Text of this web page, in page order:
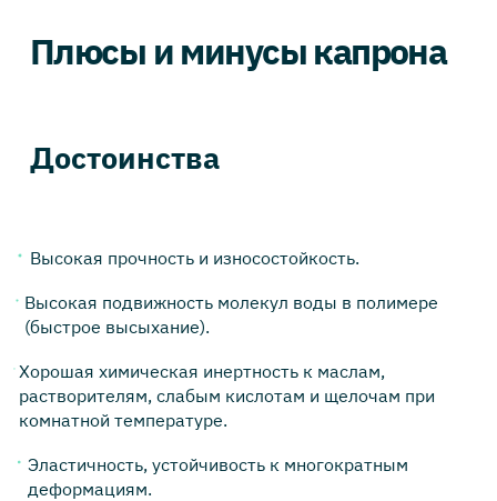
Плюсы и минусы капрона
Достоинства
Высокая прочность и износостойкость.
Высокая подвижность молекул воды в полимере
(быстрое высыхание).
Хорошая химическая инертность к маслам,
растворителям, слабым кислотам и щелочам при
комнатной температуре.
Эластичность, устойчивость к многократным
деформациям.